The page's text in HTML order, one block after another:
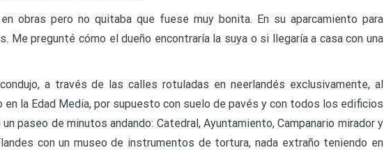
obras pero no quitaba que fuese muy bonita. En su aparcamiento para
Me pregunté cómo el dueño encontraría la suya o si llegaría a casa con una
a través de las calles rotuladas en neerlandés exclusivamente, al
en la Edad Media, por supuesto con suelo de pavés y con todos los edificios
paseo de minutos andando: Catedral, Ayuntamiento, Campanario mirador y
con un museo de instrumentos de tortura, nada extraño teniendo en